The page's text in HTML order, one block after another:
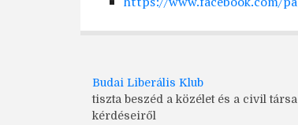
Budai Liberális Klub
tiszta beszéd a közélet és a civil
kérdéseiről